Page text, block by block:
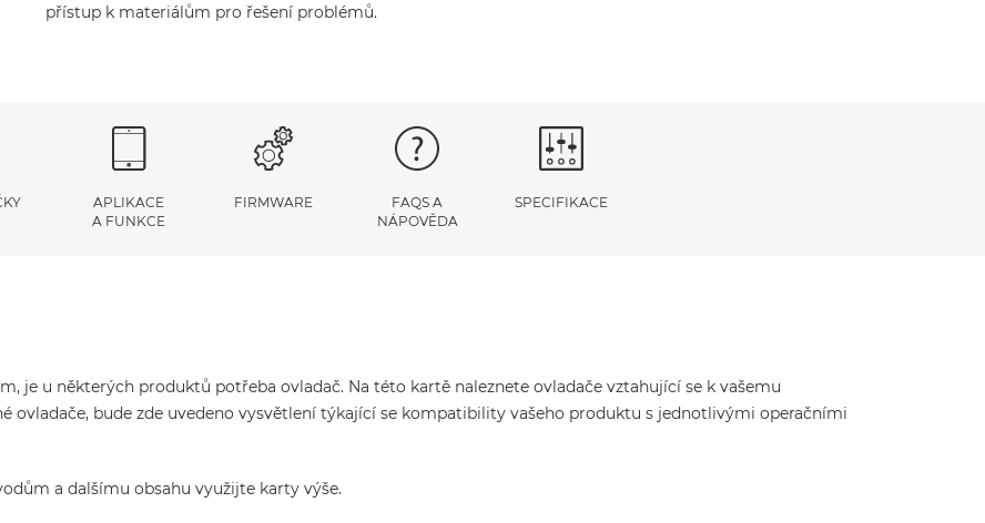
přístup k materiálům pro řešení problémů.
APLIKACE
A FUNKCE
FIRMWARE
FAQS A
NÁPOVĚDA
SPECIFIKACE
je u některých produktů potřeba ovladač. Na této kartě naleznete ovladače vztahující se k vašemu
ovladače, bude zde uvedeno vysvětlení týkající se kompatibility vašeho produktu s jednotlivými operačními
a dalšímu obsahu využijte karty výše.